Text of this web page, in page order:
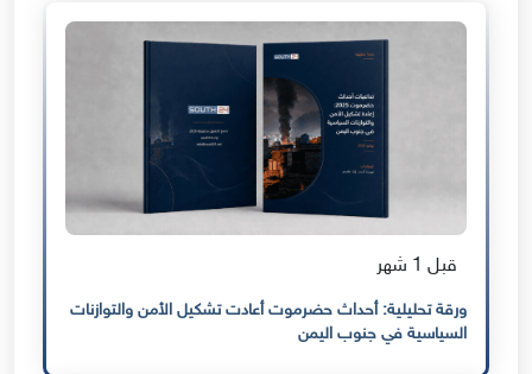
قبل 1 شهر
ورقة تحليلية: أحداث حضرموت أعادت تشكيل الأمن والتوازنات
السياسية في جنوب اليمن